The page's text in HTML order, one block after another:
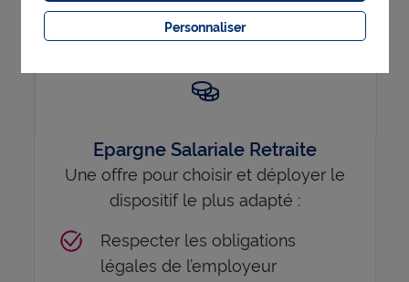
Epargne Salariale Retraite
Une offre pour choisir et déployer le
dispositif le plus adapté :
Respecter les obligations
légales de l’employeur
Personnaliser